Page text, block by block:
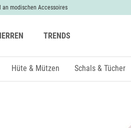
an modischen Accessoires
TRENDS
Hüte & Mützen Schals & Tücher